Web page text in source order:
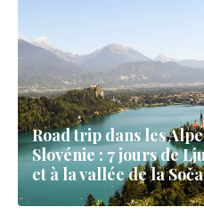
Road trip dans les
Slovénie : 7 jours de
et à la vallée de la Soča